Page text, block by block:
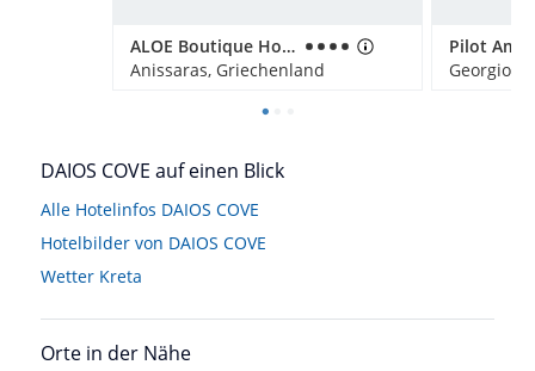
ALOE Boutique Hotel powered by Anissa Beach
Anissaras, Griechenland
DAIOS COVE auf einen Blick
Alle Hotelinfos DAIOS COVE
Hotelbilder von DAIOS COVE
Wetter Kreta
Orte in der Nähe